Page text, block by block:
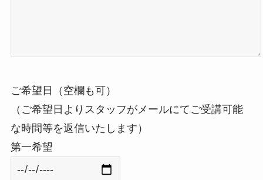
ご希望日（空欄も可）
（ご希望日よりスタッフがメールにてご受講可能
な時間等を返信いたします）
第一希望